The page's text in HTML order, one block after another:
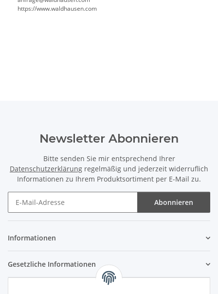
https://www.waldhausen.com
Newsletter Abonnieren
Bitte senden Sie mir entsprechend Ihrer
Datenschutzerklärung regelmäßig und jederzeit widerruflich
Informationen zu Ihrem Produktsortiment per E-Mail zu.
Abonnieren
Informationen
Gesetzliche Informationen